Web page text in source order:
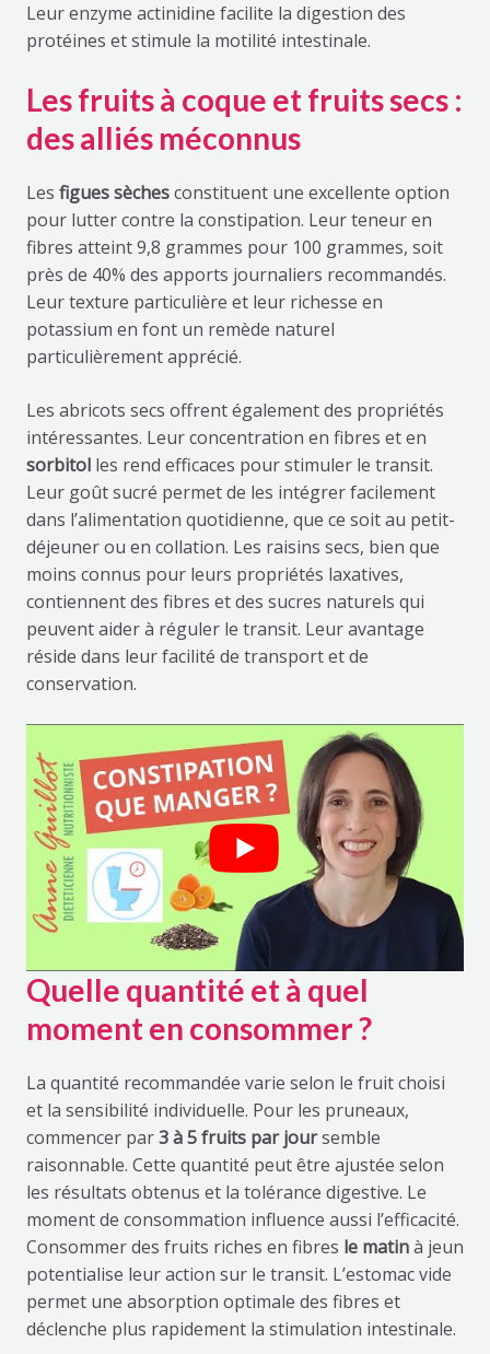
Leur enzyme actinidine facilite la digestion des
protéines et stimule la motilité intestinale.
Les fruits à coque et fruits secs :
des alliés méconnus
Les figues sèchesconstituent une excellente option
pour lutter contre la constipation. Leur teneur en
fibres atteint 9,8 grammes pour 100 grammes, soit
près de 40% des apports journaliers recommandés.
Leur texture particulière et leur richesse en
potassium en font un remède naturel
particulièrement apprécié.
Les abricots secs offrent également des propriétés
intéressantes. Leur concentration en fibres et en
sorbitolles rend efficaces pour stimuler le transit.
Leur goût sucré permet de les intégrer facilement
dans l’alimentation quotidienne, que ce soit au petit-
déjeuner ou en collation. Les raisins secs, bien que
moins connus pour leurs propriétés laxatives,
contiennent des fibres et des sucres naturels qui
peuvent aider à réguler le transit. Leur avantage
réside dans leur facilité de transport et de
conservation.
Quelle quantité et à quel
moment en consommer ?
La quantité recommandée varie selon le fruit choisi
et la sensibilité individuelle. Pour les pruneaux,
commencer par3 à 5 fruits par joursemble
raisonnable. Cette quantité peut être ajustée selon
les résultats obtenus et la tolérance digestive. Le
moment de consommation influence aussi l’efficacité.
Consommer des fruits riches en fibres le matinà jeun
potentialise leur action sur le transit. L’estomac vide
permet une absorption optimale des fibres et
déclenche plus rapidement la stimulation intestinale.